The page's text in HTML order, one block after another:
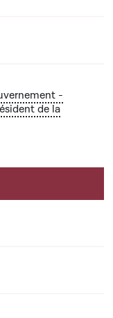
-
de la